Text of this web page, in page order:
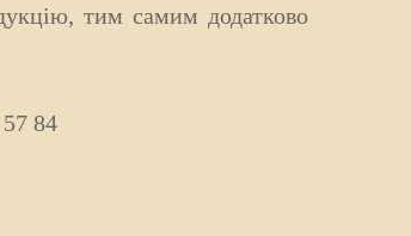
тим самим додатково
84